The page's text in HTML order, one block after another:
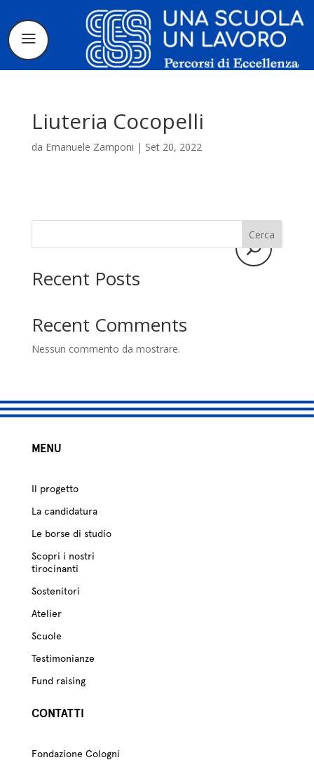
I tirocinanti
Le borse di
studio
Sostenitori
Scuole
Liuteria Cocopelli
da Emanuele Zamponi | Set 20, 2022
Cerca
Recent Posts
Recent Comments
Nessun commento da mostrare.
MENU
Il progetto
La candidatura
Le borse di studio
Scopri i nostri
tirocinanti
Sostenitori
Atelier
Scuole
Testimonianze
Fund raising
CONTATTI
Fondazione Cologni